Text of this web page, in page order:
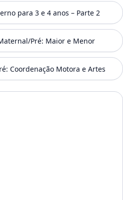
para 3 e 4 anos – Parte 2
Pré: Maior e Menor
Coordenação Motora e Artes